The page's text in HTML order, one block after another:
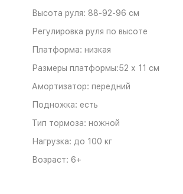
Высота руля: 88-92-96 см
Регулировка руля по высоте
Платформа: низкая
Размеры платформы:52 х 11 см
Амортизатор: передний
Подножка: есть
Тип тормоза: ножной
Нагрузка: до 100 кг
Возраст: 6+